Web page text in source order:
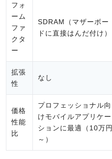
フォ
ーム
ファ
クタ
ー
SDRAM（マザーボー
ドに直接はんだ付け）
拡張
性
なし
価格
性能
比
プロフェッショナル向
けモバイルアプリケー
ションに最適（10万円
～）